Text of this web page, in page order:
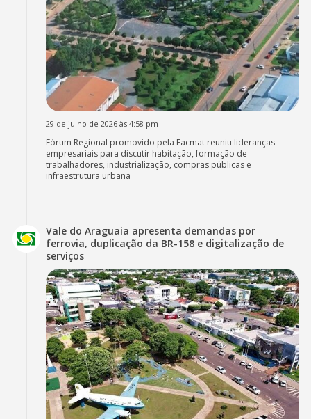
29 de julho de 2026 às 4:58 pm
Fórum Regional promovido pela Facmat reuniu lideranças
empresariais para discutir habitação, formação de
trabalhadores, industrialização, compras públicas e
infraestrutura urbana
Vale do Araguaia apresenta demandas por
ferrovia, duplicação da BR-158 e digitalização de
serviços